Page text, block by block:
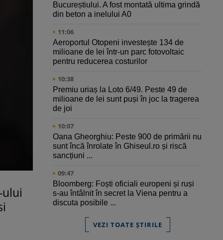
Bucureștiului. A fost montată ultima grindă
din beton a inelului A0
11:06
Aeroportul Otopeni investește 134 de
milioane de lei într-un parc fotovoltaic
pentru reducerea costurilor
10:38
Premiu uriaș la Loto 6/49. Peste 49 de
milioane de lei sunt puși în joc la tragerea
de joi
10:07
Oana Gheorghiu: Peste 900 de primării nu
sunt încă înrolate în Ghiseul.ro și riscă
sancțiuni ...
09:47
Bloomberg: Foști oficiali europeni și ruși
s-au întâlnit în secret la Viena pentru a
discuta posibile ...
VEZI TOATE ȘTIRILE